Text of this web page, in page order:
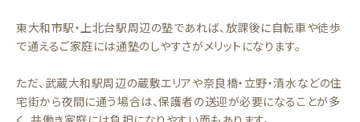
東大和市駅・上北台駅周辺の塾であれば、放課後に自転車や徒歩
で通えるご家庭には通塾のしやすさがメリットになります。
ただ、武蔵大和駅周辺の蔵敷エリアや奈良橋・立野・清水などの住
宅街から夜間に通う場合は、保護者の送迎が必要になることが多